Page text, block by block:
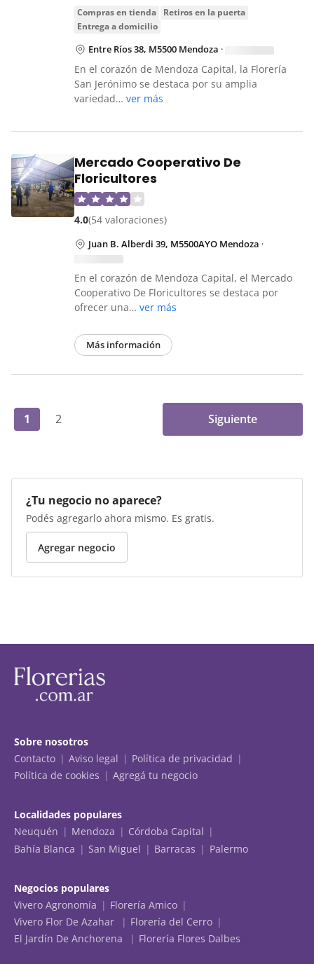
compras en tienda
retiros en la puerta
entrega a domicilio
Entre Ríos 38, M5500 Mendoza ·
En el corazón de Mendoza Capital, la Florería
San Jerónimo se destaca por su amplia
variedad… ver más
Mercado Cooperativo De
Floricultores
4.0(54 valoraciones)
Juan B. Alberdi 39, M5500AYO Mendoza ·
En el corazón de Mendoza Capital, el Mercado
Cooperativo De Floricultores se destaca por
ofrecer una… ver más
Más información
1 2 Siguiente
¿Tu negocio no aparece?
Podés agregarlo ahora mismo. Es gratis.
Agregar negocio
Sobre nosotros
Contacto
Aviso legal
Política de privacidad
Política de cookies
Agregá tu negocio
Localidades populares
Neuquén
Mendoza
Córdoba Capital
Bahía Blanca
San Miguel Barracas Palermo
Negocios populares
Vivero Agronomía
Florería Amico
Vivero Flor De Azahar
Florería del Cerro
El Jardín De Anchorena
Florería Flores Dalbes